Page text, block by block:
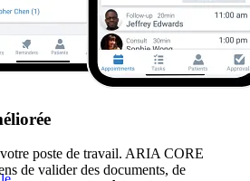
d'oncologie
poste de travail. ARIA CORE
de valider des documents, de